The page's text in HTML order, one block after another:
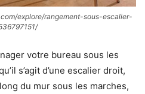
explore/rangement-sous-escalier-
votre bureau sous les
s’agit d’une escalier droit,
du mur sous les marches,